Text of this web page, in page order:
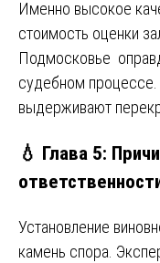
Именно высокое
стоимость оценки
Подмосковье
судебном
выдерживают
💧 Глава 5:
Установление
камень спора.